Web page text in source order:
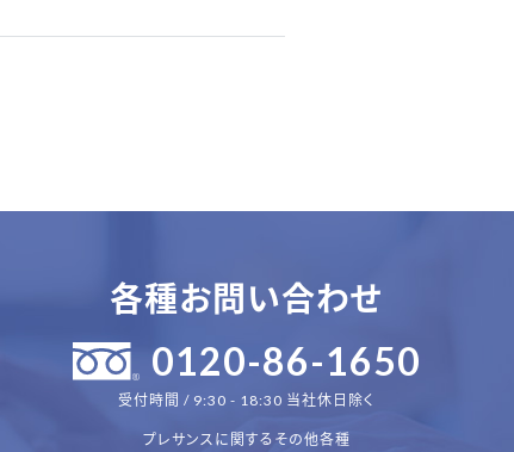
各種お問い合わせ
0120-86-1650
受付時間 / 9:30 - 18:30 当社休日除く
プレサンスに関するその他各種